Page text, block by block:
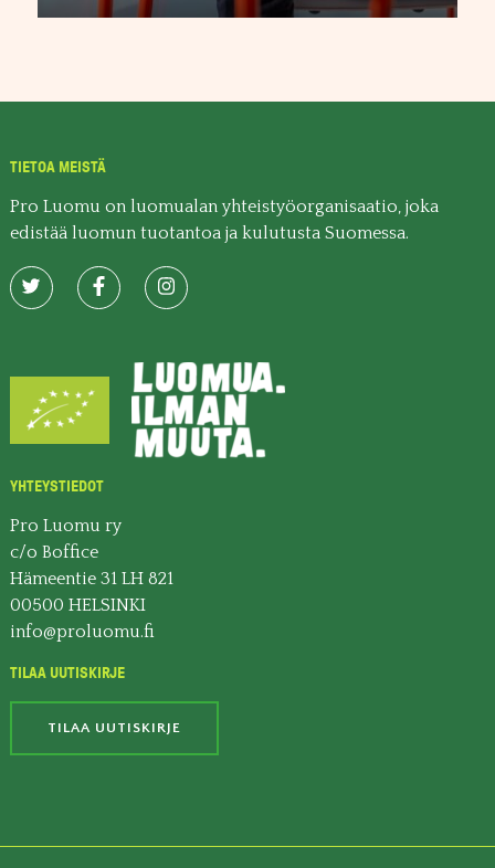
TIETOA MEISTÄ
Pro Luomu on luomualan yhteistyöorganisaatio, joka
edistää luomun tuotantoa ja kulutusta Suomessa.
YHTEYSTIEDOT
Pro Luomu ry
c/o Boffice
Hämeentie 31 LH 821
00500 HELSINKI
info@proluomu.fi
TILAA UUTISKIRJE
TILAA UUTISKIRJE